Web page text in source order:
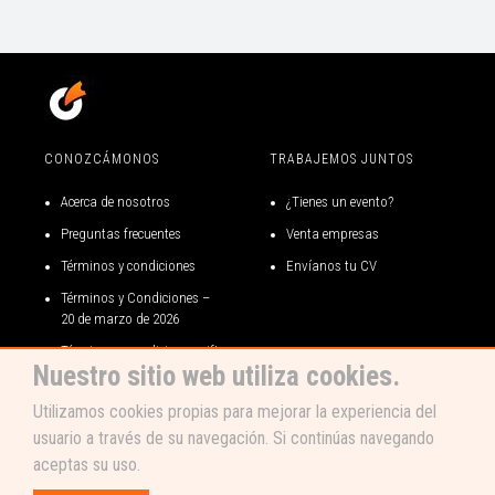
Nuestro sitio web utiliza cookies.
Utilizamos cookies propias para mejorar la experiencia del
usuario a través de su navegación. Si continúas navegando
aceptas su uso.
CONOZCÁMONOS
Acerca de nosotros
Preguntas frecuentes
Términos y condiciones
Términos y Condiciones –
20 de marzo de 2026
Términos y condiciones gift
card
Código de ética
TRABAJEMOS JUNTOS
¿Tienes un evento?
Venta empresas
Envíanos tu CV